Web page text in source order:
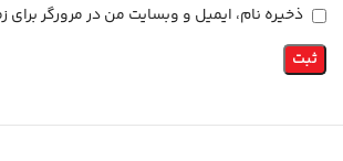
ذخیره نام، ایمیل و وبسایت من در مرورگر